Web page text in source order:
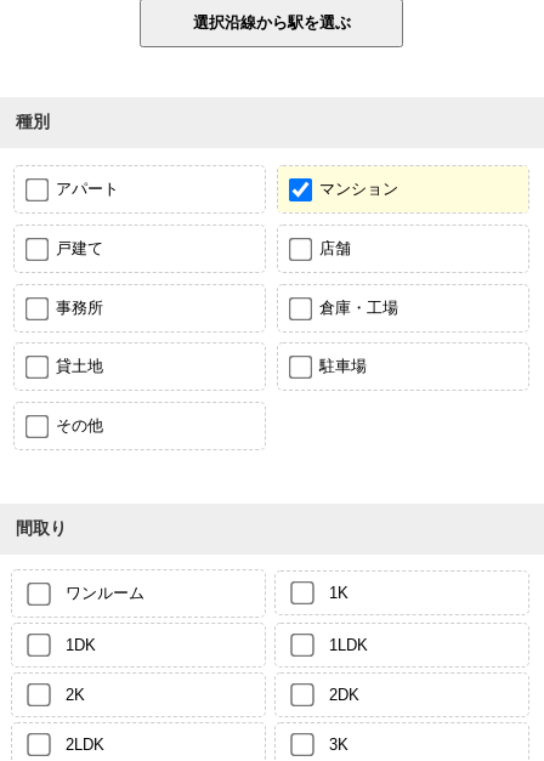
種別
アパート マンション
戸建て 店舗
事務所 倉庫・工場
貸土地 駐車場
その他
間取り
ワンルーム 1K
1DK 1LDK
2K 2DK
2LDK 3K